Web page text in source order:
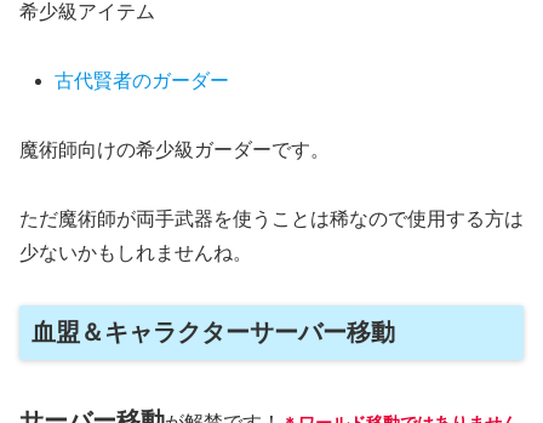
希少級アイテム
古代賢者のガーダー
魔術師向けの希少級ガーダーです。
ただ魔術師が両手武器を使うことは稀なので使用する方は
少ないかもしれませんね。
血盟＆キャラクターサーバー移動